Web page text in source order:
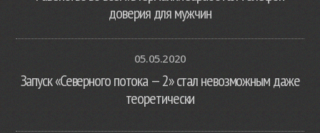
доверия для мужчин
05.05.2020
Запуск «Северного потока — 2» стал невозможным даже
теоретически